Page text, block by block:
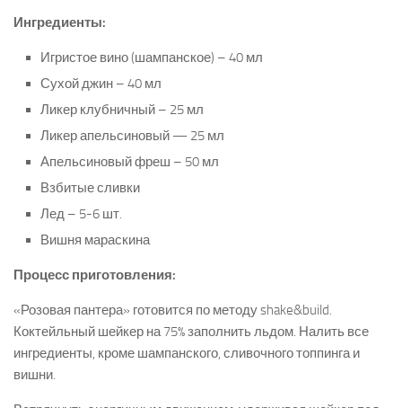
Ингредиенты:
Игристое вино (шампанское) – 40 мл
Сухой джин – 40 мл
Ликер клубничный – 25 мл
Ликер апельсиновый — 25 мл
Апельсиновый фреш – 50 мл
Взбитые сливки
Лед – 5-6 шт.
Вишня мараскина
Процесс приготовления:
«Розовая пантера» готовится по методу shake&build.
Коктейльный шейкер на 75% заполнить льдом. Налить все
ингредиенты, кроме шампанского, сливочного топпинга и
вишни.